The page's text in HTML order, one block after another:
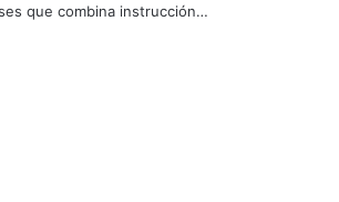
que combina instrucción…